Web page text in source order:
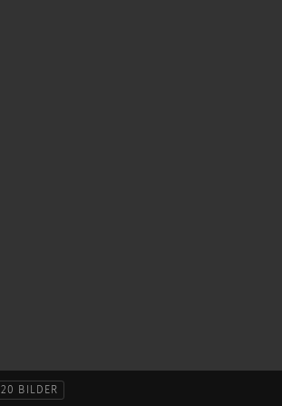
20 BILDER